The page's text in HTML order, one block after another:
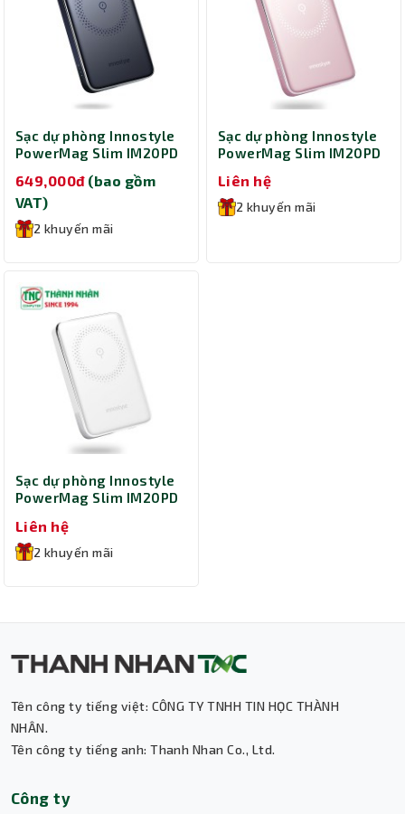
Sạc dự phòng Innostyle
PowerMag Slim IM20PD
(Xám)
649,000đ (bao gồm
VAT)
2 khuyến mãi
Sạc dự phòng Innostyle
PowerMag Slim IM20PD
(Hồng)
Liên hệ
2 khuyến mãi
Sạc dự phòng Innostyle
PowerMag Slim IM20PD
(Bạc)
Liên hệ
2 khuyến mãi
Tên công ty tiếng việt: CÔNG TY TNHH TIN HỌC THÀNH
NHÂN.
Tên công ty tiếng anh: Thanh Nhan Co., Ltd.
Công ty
Trợ lý AI • Phản hồi tức thì